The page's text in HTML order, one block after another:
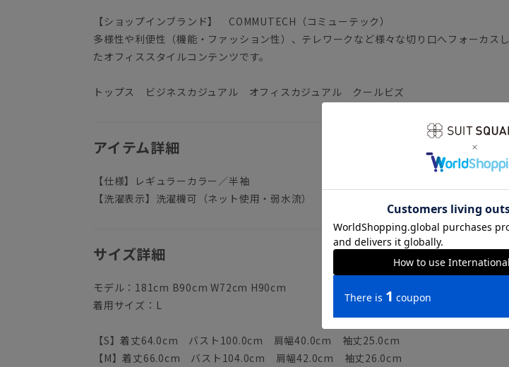
【ショップインブランド】 COMMUTECH（コミューテック）
多様性や利便性（機能・ファッション性）、テレワークなど様々な切り口へフォーカスし
たオフィススタイルコンテンツです。
トップス ビジネスカジュアル オフィスカジュアル クールビズ
アイテム詳細
【仕様】レギュラーカラー／半袖
【洗濯表示】洗濯機可（ネット使用・弱水流）
サイズ詳細
モデル：181cm B90cm W72cm H90cm
着用サイズ：L
【S】着丈64.0cm バスト100.0cm 肩幅40.0cm 袖丈25.0cm
【M】着丈66.0cm バスト104.0cm 肩幅42.0cm 袖丈26.0cm